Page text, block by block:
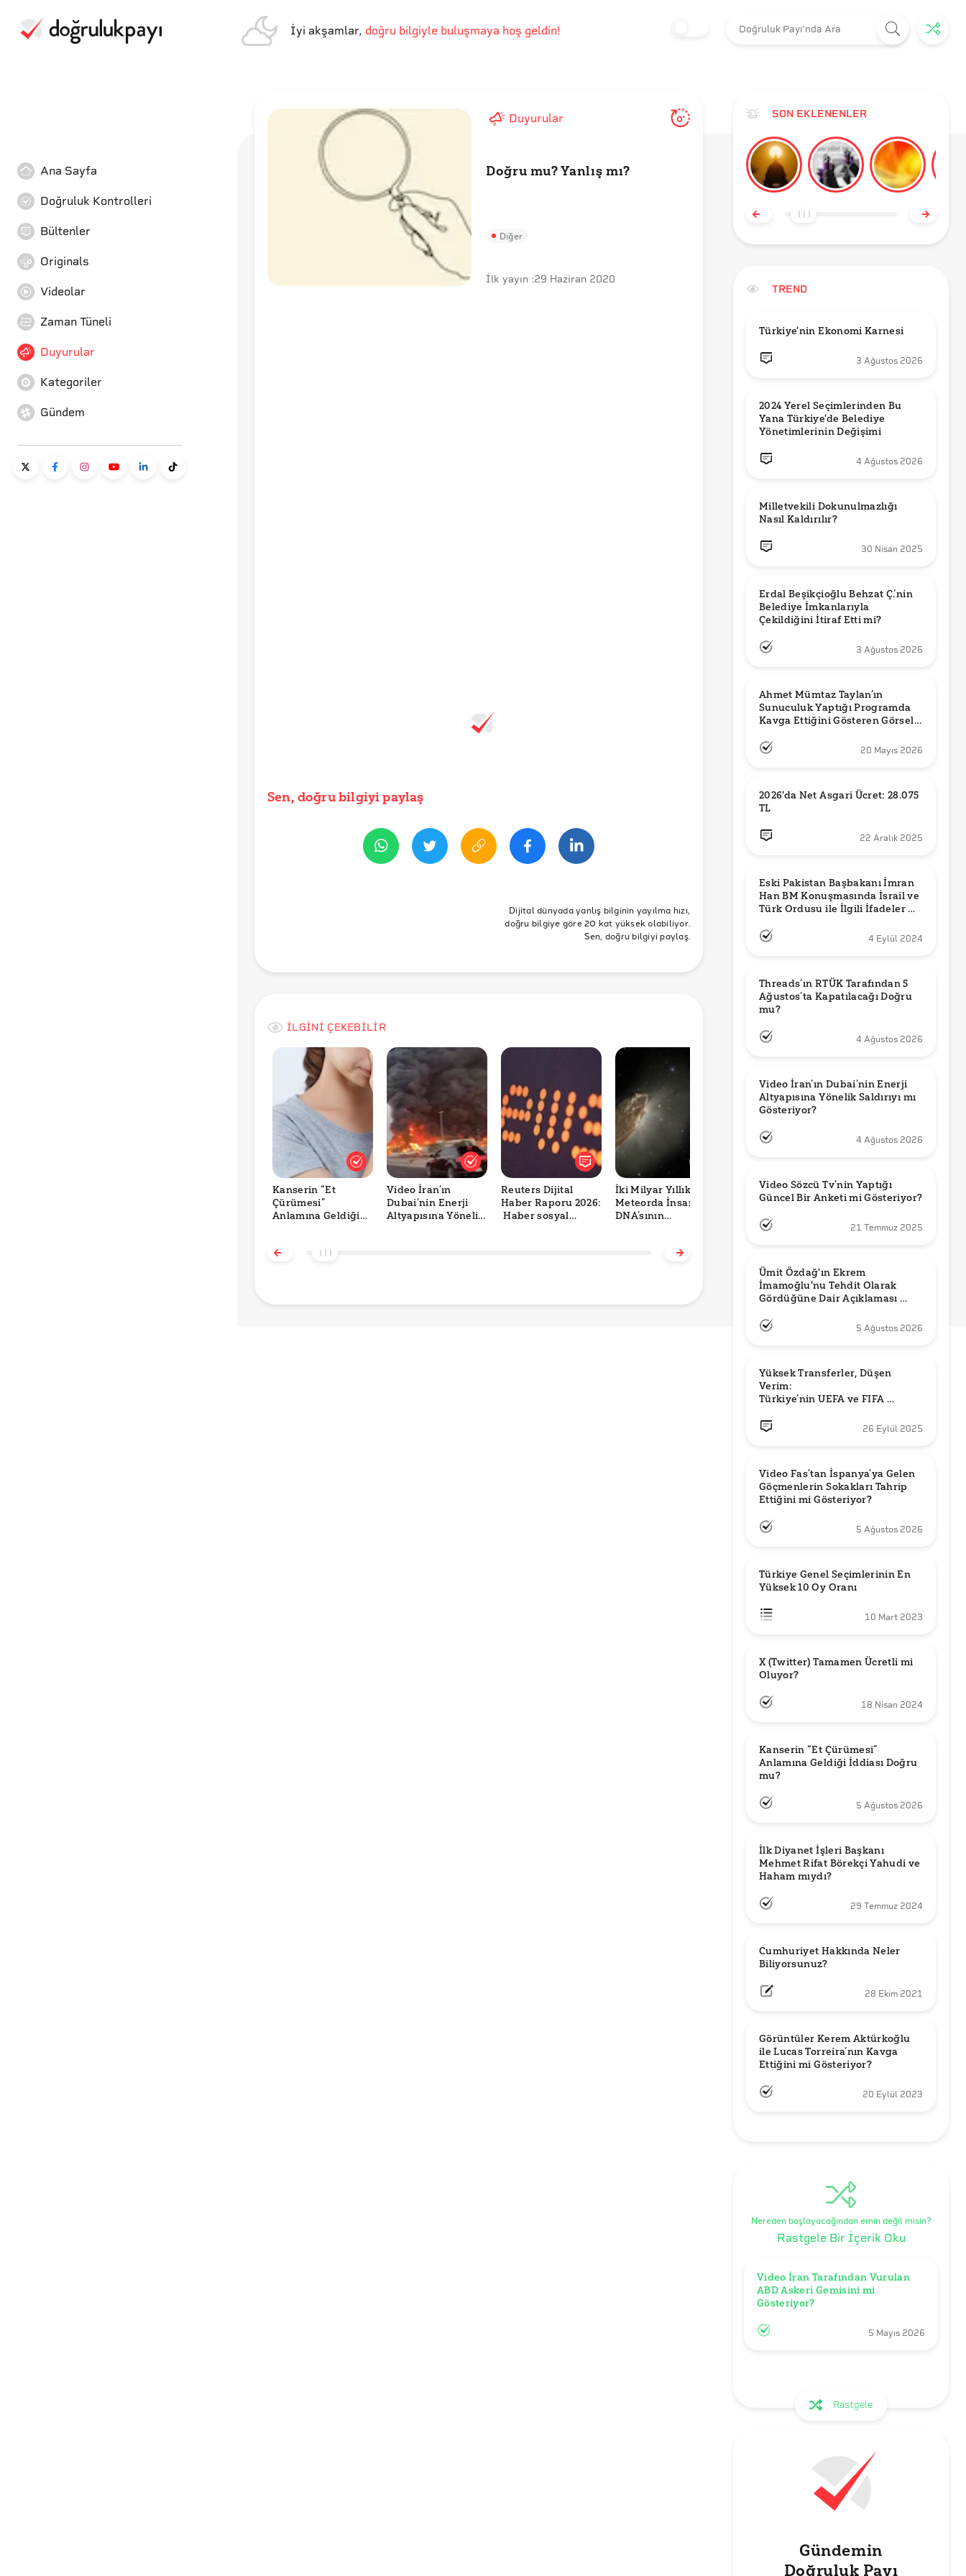
İyi akşamlar, doğru bilgiyle buluşmaya hoş geldin!
Ana Sayfa
Doğruluk Kontrolleri
Bültenler
Originals
Videolar
Zaman Tüneli
Duyurular
Kategoriler
Gündem
Duyurular 0'
Doğru mu? Yanlış mı?
Diğer
İlk yayın :29 Haziran 2020
Sen, doğru bilgiyi paylaş
Dijital dünyada yanlış bilginin yayılma hızı,
doğru bilgiye göre 20 kat yüksek olabiliyor.
Sen, doğru bilgiyi paylaş.
İLGİNİ ÇEKEBİLİR
Kanserin “Et
Çürümesi”
Anlamına Geldiği
Video İran’ın
Dubai’nin Enerji
Altyapısına Yönelik
Reuters Dijital
Haber Raporu 2026:
Haber sosyal
İki Milyar Yıllık
Meteorda İnsan
DNA’sının
Video Trump’ın
Erdoğan ile
Görüşürken
Uyuduğu Anları mı
Mavi Tiki Olmayan
X Kullanıcılarına
Sınırı Getirildiği
SON EKLENENLER
TREND
Türkiye'nin Ekonomi Karnesi
3 Ağustos 2026
2024 Yerel Seçimlerinden Bu
Yana Türkiye'de Belediye
Yönetimlerinin Değişimi
4 Ağustos 2026
Milletvekili Dokunulmazlığı
Nasıl Kaldırılır?
30 Nisan 2025
Erdal Beşikçioğlu Behzat Ç.’nin
Belediye İmkanlarıyla
3 Ağustos 2026
Ahmet Mümtaz Taylan’ın
Sunuculuk Yaptığı Programda
Kavga Ettiğini Gösteren Görsel
20 Mayıs 2026
2026'da Net Asgari Ücret: 28.075
TL
22 Aralık 2025
Eski Pakistan Başbakanı İmran
Han BM Konuşmasında İsrail ve
Türk Ordusu ile İlgili İfadeler mi
4 Eylül 2024
Threads’ın RTÜK Tarafından 5
Ağustos’ta Kapatılacağı Doğru
mu?
4 Ağustos 2026
Video İran’ın Dubai’nin Enerji
Altyapısına Yönelik Saldırıyı mı
Gösteriyor?
4 Ağustos 2026
Video Sözcü Tv’nin Yaptığı
Güncel Bir Anketi mi Gösteriyor?
21 Temmuz 2025
Ümit Özdağ'ın Ekrem
İmamoğlu'nu Tehdit Olarak
Gördüğüne Dair Açıklaması
5 Ağustos 2026
Yüksek Transferler, Düşen
Verim:
Türkiye’nin UEFA ve FIFA
26 Eylül 2025
Video Fas’tan İspanya’ya Gelen
Göçmenlerin Sokakları Tahrip
Ettiğini mi Gösteriyor?
5 Ağustos 2026
Türkiye Genel Seçimlerinin En
Yüksek 10 Oy Oranı
10 Mart 2023
X (Twitter) Tamamen Ücretli mi
Oluyor?
18 Nisan 2024
Kanserin “Et Çürümesi”
Anlamına Geldiği İddiası Doğru
mu?
5 Ağustos 2026
İlk Diyanet İşleri Başkanı
Mehmet Rifat Börekçi Yahudi ve
Haham mıydı?
29 Temmuz 2024
Cumhuriyet Hakkında Neler
Biliyorsunuz?
28 Ekim 2021
Görüntüler Kerem Aktürkoğlu
ile Lucas Torreira’nın Kavga
Ettiğini mi Gösteriyor?
20 Eylül 2023
Nereden başlayacağından emin değil misin?
Rastgele Bir İçerik Oku
Video İran Tarafından Vurulan
ABD Askeri Gemisini mi
Gösteriyor?
5 Mayıs 2026
Rastgele
Gündemin
Doğruluk Payı